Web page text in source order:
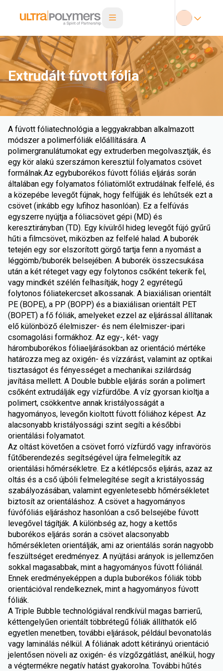
Extrudált fúvott fólia
A fúvott fóliatechnológia a leggyakrabban alkalmazott
módszer a polimerfóliák előállítására. A
polimergranulátumokat egy extruderben megolvasztják, és
egy kör alakú szerszámon keresztül folyamatos csövet
formálnak.Az egybuborékos fúvott fóliás eljárás során
általában egy folyamatos fóliatömlőt extrudálnak felfelé, és
a közepébe levegőt fújnak, hogy felfújják és lehűtsék ezt a
csövet (inkább egy lufihoz hasonlóan). Ez a felfúvás
egyszerre nyújtja a fóliacsövet gépi (MD) és
keresztirányban (TD). Egy kívülről hideg levegőt fújó gyűrű
hűti a filmcsövet, miközben az felfelé halad. A buborék
tetején egy sor elszorított görgő tartja fenn a nyomást a
léggömb/buborék belsejében. A buborék összecsukása
után a két réteget vagy egy folytonos csőként tekerik fel,
vagy mindkét szélén felhasítják, hogy 2 egyrétegű
folytonos fóliatekercset alkossanak. A biaxiálisan orientált
PE (BOPE), a PP (BOPP) és a biaxiálisan orientált PET
(BOPET) a fő fóliák, amelyeket ezzel az eljárással állítanak
elő különböző élelmiszer- és nem élelmiszer-ipari
csomagolási formákhoz. Az egy-, két- vagy
hárombuborékos fóliaeljárásokban az orientáció mértéke
határozza meg az oxigén- és vízzárást, valamint az optikai
tisztaságot és fényességet a mechanikai szilárdság
javítása mellett. A Double bubble eljárás során a polimert
csőként extrudálják egy vízfürdőbe. A víz gyorsan kioltja a
polimert, csökkentve annak kristályosságát a
hagyományos, levegőn kioltott fúvott fóliához képest. Az
alacsonyabb kristályossági szint segíti a későbbi
orientálási folyamatot.
Az oltást követően a csövet forró vízfürdő vagy infravörös
fűtőberendezés segítségével újra felmelegítik az
orientálási hőmérsékletre. Ez a kétlépcsős eljárás, azaz az
oltás és a cső újbóli felmelegítése segít a kristályosság
szabályozásában, valamint egyenletesebb hőmérsékletet
biztosít az orientáláshoz. A csövet a hagyományos
fúvófóliás eljáráshoz hasonlóan a cső belsejébe fúvott
levegővel tágítják. A különbség az, hogy a kettős
buborékos eljárás során a csövet alacsonyabb
hőmérsékleten orientálják, ami az orientálás során nagyobb
feszültséget eredményez. A nyújtási arányok is jellemzően
sokkal magasabbak, mint a hagyományos fúvott fóliánál.
Ennek eredményeképpen a dupla buborékos fóliák több
orientációval rendelkeznek, mint a hagyományos fúvott
fóliák.
A Triple Bubble technológiával rendkívül magas barrierű,
kéttengelyűen orientált többrétegű fóliák állíthatók elő
egyetlen menetben, további eljárások, például bevonatolás
vagy laminálás nélkül. A fóliának adott kétirányú orientáció
jelentősen növeli az oxigén- és vízgőzgátlást, anélkül, hogy
a végtermékre negatív hatást gyakorolna. További hűtés